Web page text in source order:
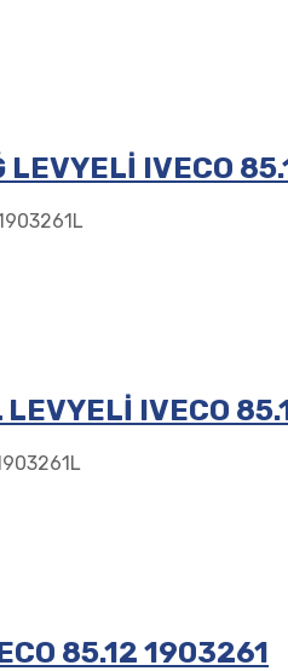
LEVYELİ IVECO
IVECO
85.12 1903261